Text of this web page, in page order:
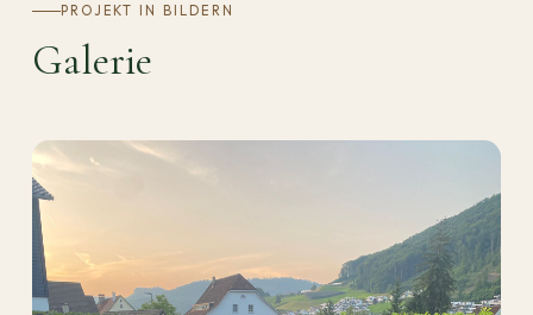
PROJEKT IN BILDERN
Galerie